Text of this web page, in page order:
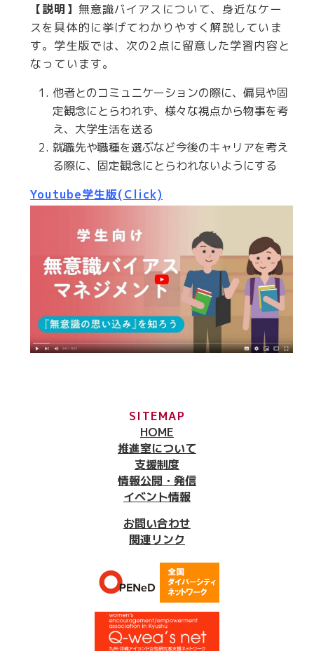
【説明】 無意識バイアスについて、身近なケー
スを具体的に挙げてわかりやすく解説していま
す。学生版では、次の2点に留意した学習内容と
なっています。
他者とのコミュニケーションの際に、偏見や固
定観念にとらわれず、様々な視点から物事を考
え、大学生活を送る
就職先や職種を選ぶなど今後のキャリアを考え
る際に、固定観念にとらわれないようにする
Youtube学生版(Click)
SITEMAP
HOME
推進室について
支援制度
情報公開・発信
イベント情報
お問い合わせ
関連リンク